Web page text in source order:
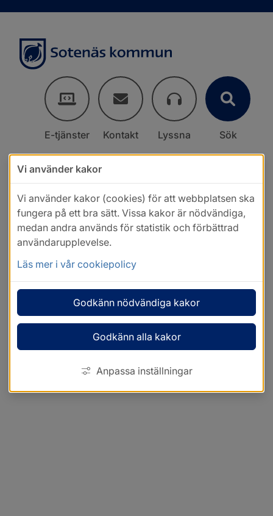
E-tjänster Kontakt Lyssna Sök
Vi använder kakor
Vi använder kakor (cookies) för att webbplatsen ska
fungera på ett bra sätt. Vissa kakor är nödvändiga,
medan andra används för statistik och förbättrad
användarupplevelse.
Läs mer i vår cookiepolicy
Godkänn nödvändiga kakor
Godkänn alla kakor
Anpassa inställningar